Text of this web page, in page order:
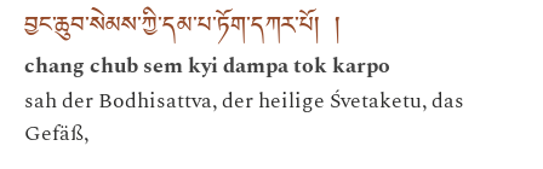
བྱང་ཆུབ་སེམས་ཀྱི་དམ་པ་ཏོག་དཀར་པོ། །
chang chub sem kyi dampa tok karpo
sah der Bodhisattva, der heilige Śvetaketu, das
Gefäß,